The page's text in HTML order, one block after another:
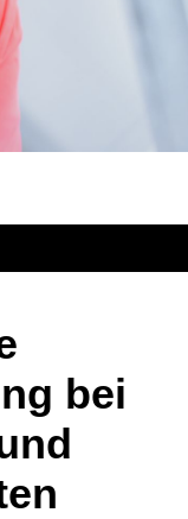
bei